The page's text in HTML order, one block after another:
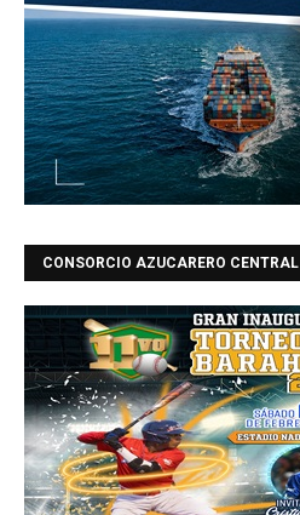
CONSORCIO AZUCARERO CENTRAL